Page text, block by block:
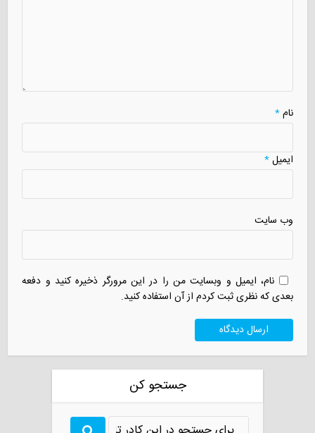
نام*
ایمیل*
وب سایت
نام، ایمیل و وبسایت من را در این مرورگر ذخیره کنید و دفعه
بعدی که نظری ثبت کردم از آن استفاده کنید.
جستجو کن